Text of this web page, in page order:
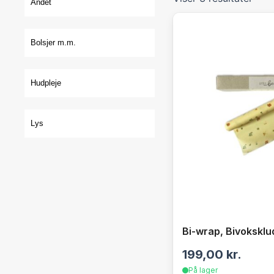
Andet
Bolsjer m.m.
Hudpleje
Lys
Bi-wrap,
199,00 kr.
På lager